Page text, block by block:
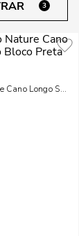
3
Cano Longo Salto